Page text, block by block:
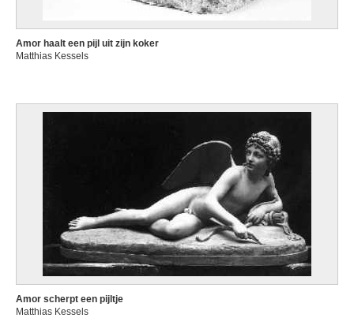
Amor haalt een pijl uit zijn koker
Matthias Kessels
Amor scherpt een pijltje
Matthias Kessels